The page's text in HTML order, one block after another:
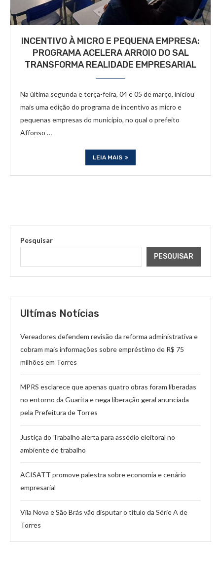
INCENTIVO À MICRO E PEQUENA EMPRESA:
PROGRAMA ACELERA ARROIO DO SAL
TRANSFORMA REALIDADE EMPRESARIAL
Na última segunda e terça-feira, 04 e 05 de março, iniciou
mais uma edição do programa de incentivo as micro e
pequenas empresas do município, no qual o prefeito
Affonso …
LEIA MAIS
Pesquisar
PESQUISAR
Ultímas Notícias
Vereadores defendem revisão da reforma administrativa e
cobram mais informações sobre empréstimo de R$ 75
milhões em Torres
MPRS esclarece que apenas quatro obras foram liberadas
no entorno da Guarita e nega liberação geral anunciada
pela Prefeitura de Torres
Justiça do Trabalho alerta para assédio eleitoral no
ambiente de trabalho
ACISATT promove palestra sobre economia e cenário
empresarial
Vila Nova e São Brás vão disputar o título da Série A de
Torres